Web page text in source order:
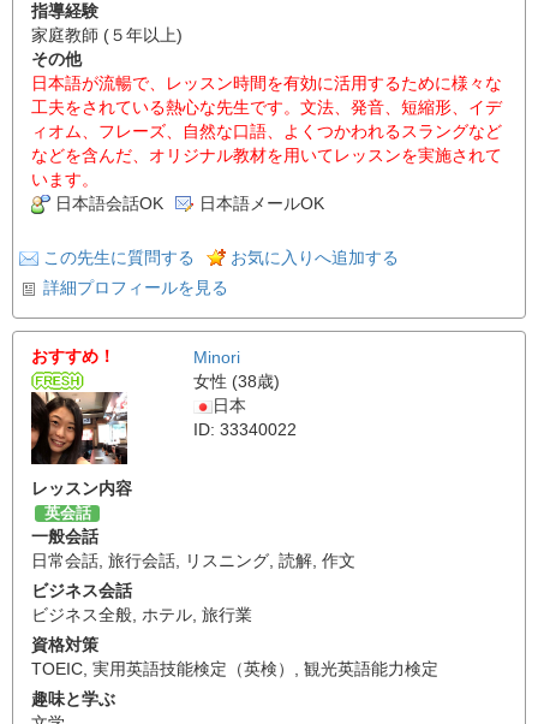
指導経験
家庭教師 (５年以上)
その他
日本語が流暢で、レッスン時間を有効に活用するために様々な
工夫をされている熱心な先生です。文法、発音、短縮形、イデ
ィオム、フレーズ、自然な口語、よくつかわれるスラングなど
などを含んだ、オリジナル教材を用いてレッスンを実施されて
います。
日本語会話OK
日本語メールOK
この先生に質問する
お気に入りへ追加する
詳細プロフィールを見る
おすすめ！
Minori
女性 (38歳)
日本
ID: 33340022
レッスン内容
英会話
一般会話
日常会話, 旅行会話, リスニング, 読解, 作文
ビジネス会話
ビジネス全般, ホテル, 旅行業
資格対策
TOEIC, 実用英語技能検定（英検） , 観光英語能力検定
趣味と学ぶ